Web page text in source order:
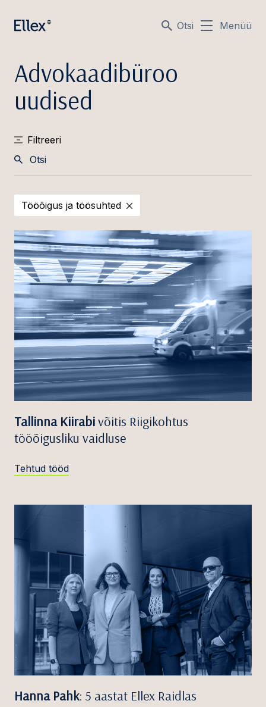
Otsi Menüü
Advokaadibüroo
uudised
Filtreeri
Tööõigus ja töösuhted
Tallinna Kiirabivõitis Riigikohtus
tööõigusliku vaidluse
Tehtud tööd
Hanna Pahk: 5 aastat Ellex Raidlas